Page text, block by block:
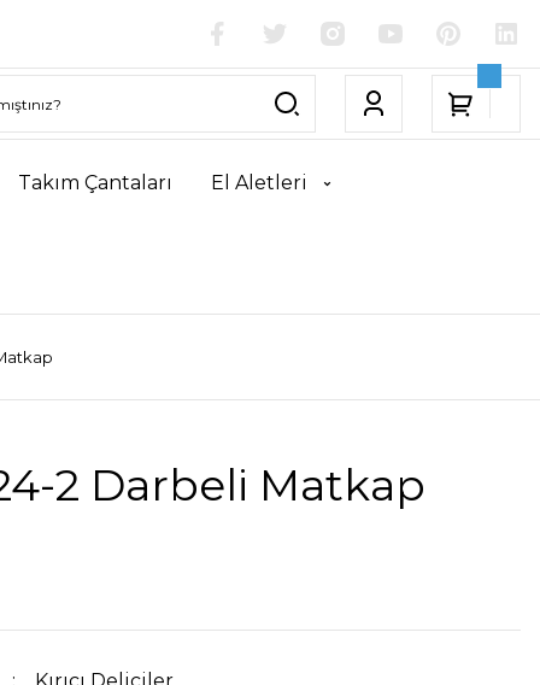
Takım Çantaları El Aletleri
2 Darbeli Matkap